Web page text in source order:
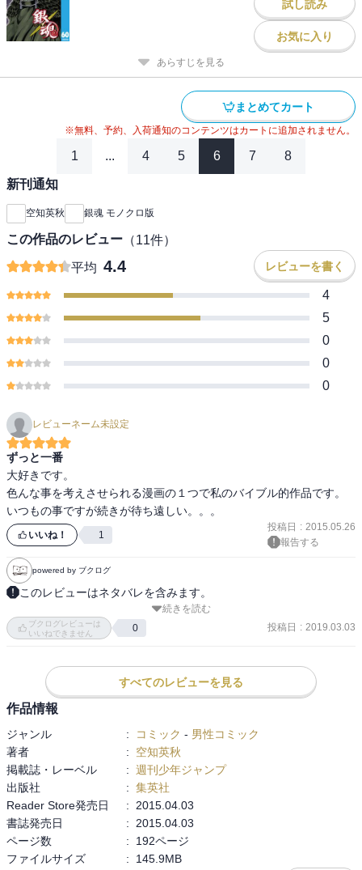
試し読み
お気に入り
あらすじを見る
まとめてカート
※無料、予約、入荷通知のコンテンツはカートに追加されません。
1 ... 4 5 6 7 8
新刊通知
空知英秋 銀魂 モノクロ版
この作品のレビュー （11件）
平均 4.4 レビューを書く
4
5
0
0
0
レビューネーム未設定
ずっと一番
大好きです。
色んな事を考えさせられる漫画の１つで私のバイブル的作品です。
いつもの事ですが続きが待ち遠しい。。。
いいね！ 1
投稿日 : 2015.05.26
報告する
powered by ブクログ
このレビューはネタバレを含みます。
亡き師への思いを背負い、剣をぶつけ合う銀時と高杉。死闘の末、
雌雄決するかと思われたその時、凶刃が!? 将軍暗殺を巡る騒乱は、
転を迎え…!?（Amazon紹介より）
続きを読む
ブクログレビューは
いいねできません
0 投稿日 : 2019.03.03
すべてのレビューを見る
作品情報
ジャンル : コミック - 男性コミック
著者
:
空知英秋
掲載誌・レーベル
: 週刊少年ジャンプ
出版社
: 集英社
Reader Store発売日
:
2015.04.03
書誌発売日
:
2015.04.03
ページ数
:
192ページ
ファイルサイズ
: 145.9MB